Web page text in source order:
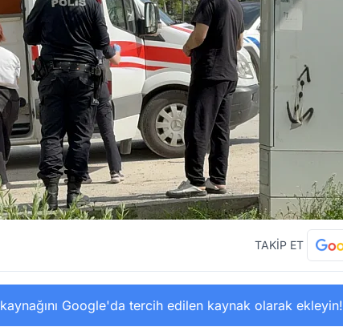
TAKİP ET
kaynağını Google'da tercih edilen kaynak olarak ekleyin!